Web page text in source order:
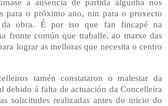
a ausencia de partida algunha nos
para o próximo ano, nin para o proxecto
obra. É por iso que fan fincapé na
fronte común que traballe, ao marxe das
lograr as melloras que necesita o centro
tamén constataron o malestar da
debido á falta de actuación da Concelleira
solicitudes realizadas antes do inicio do